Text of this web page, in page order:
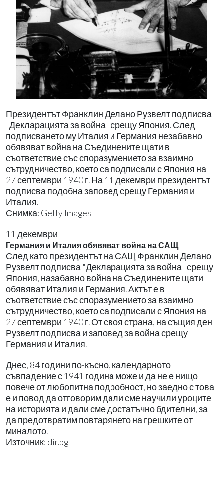
Президентът Франклин Делано Рузвелт подписва
"Декларацията за война" срещу Япония. След
подписването му Италия и Германия незабавно
обявяват война на Съединените щати в
съответствие със споразумението за взаимно
сътрудничество, което са подписали с Япония на
27 септември 1940 г. На 11 декември президентът
подписва подобна заповед срещу Германия и
Италия.
Снимка: Getty Images
11 декември
Германия и Италия обявяват война на САЩ
След като президентът на САЩ Франклин Делано
Рузвелт подписва "Декларацията за война" срещу
Япония, назабавно война на Съединените щати
обявяват Италия и Германия. Актът е в
съответствие със споразумението за взаимно
сътрудничество, което са подписали с Япония на
27 септември 1940 г. От своя страна, на същия ден
Рузвелт подписва и заповед за война срещу
Германия и Италия.
Днес, 84 години по-късно, календарното
съвпадение с 1941 година може и да не е нищо
повече от любопитна подробност, но заедно с това
е и повод да отговорим дали сме научили уроците
на историята и дали сме достатъчно бдителни, за
да предотвратим повтарянето на грешките от
миналото.
Източник: dir.bg